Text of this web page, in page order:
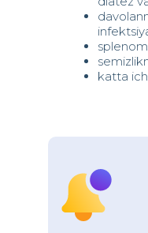
katta